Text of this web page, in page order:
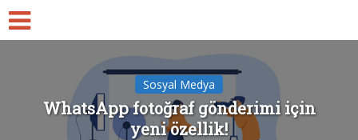
Sosyal Medya
WhatsApp fotoğraf gönderimi için
yeni özellik!